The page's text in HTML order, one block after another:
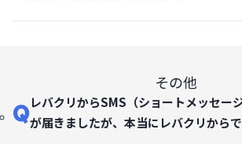
その他
QレバクリからSMS（ショートメッセー
が届きましたが、本当にレバクリから